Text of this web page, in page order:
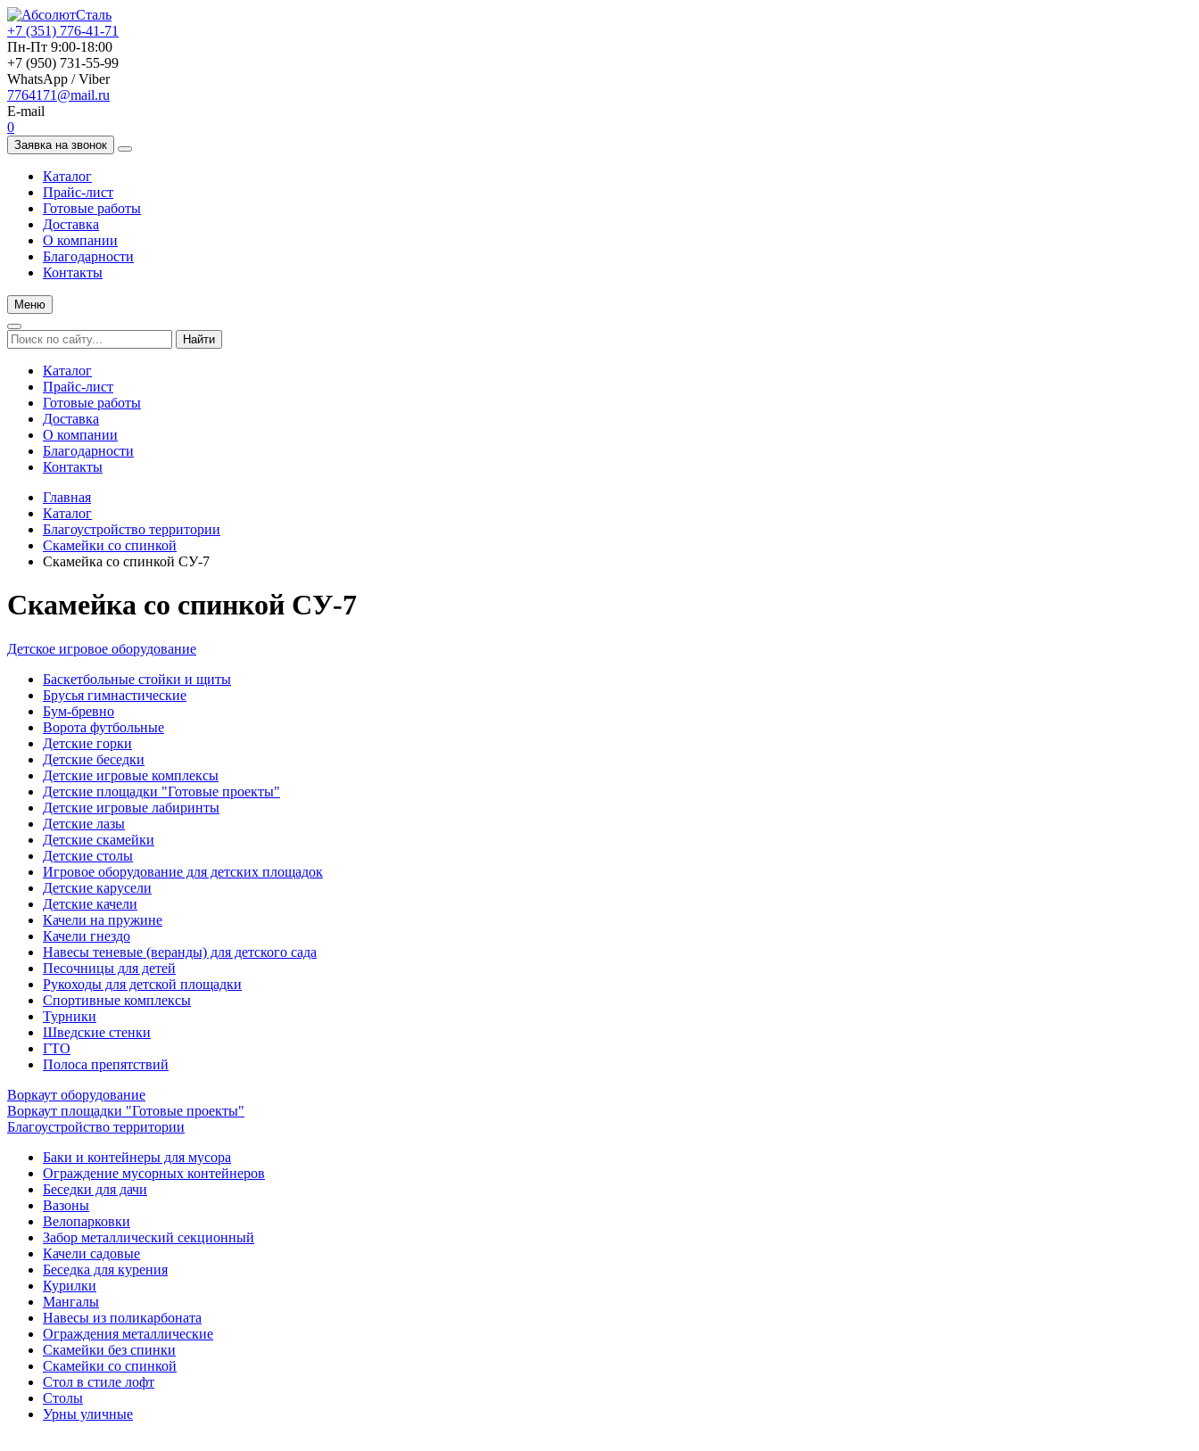
+7 (351) 776-41-71
Пн-Пт 9:00-18:00
+7 (950) 731-55-99
WhatsApp / Viber
7764171@mail.ru
E-mail
0
Заявка на звонок
Каталог
Прайс-лист
Готовые работы
Доставка
О компании
Благодарности
Контакты
Меню
Найти
Каталог
Прайс-лист
Готовые работы
Доставка
О компании
Благодарности
Контакты
Главная
Каталог
Благоустройство территории
Скамейки со спинкой
Скамейка со спинкой СУ-7
Скамейка со спинкой СУ-7
Детское игровое оборудование
Баскетбольные стойки и щиты
Брусья гимнастические
Бум-бревно
Ворота футбольные
Детские горки
Детские беседки
Детские игровые комплексы
Детские площадки "Готовые проекты"
Детские игровые лабиринты
Детские лазы
Детские скамейки
Детские столы
Игровое оборудование для детских площадок
Детские карусели
Детские качели
Качели на пружине
Качели гнездо
Навесы теневые (веранды) для детского сада
Песочницы для детей
Рукоходы для детской площадки
Спортивные комплексы
Турники
Шведские стенки
ГТО
Полоса препятствий
Воркаут оборудование
Воркаут площадки "Готовые проекты"
Благоустройство территории
Баки и контейнеры для мусора
Ограждение мусорных контейнеров
Беседки для дачи
Вазоны
Велопарковки
Забор металлический секционный
Качели садовые
Беседка для курения
Курилки
Мангалы
Навесы из поликарбоната
Ограждения металлические
Скамейки без спинки
Скамейки со спинкой
Стол в стиле лофт
Столы
Урны уличные